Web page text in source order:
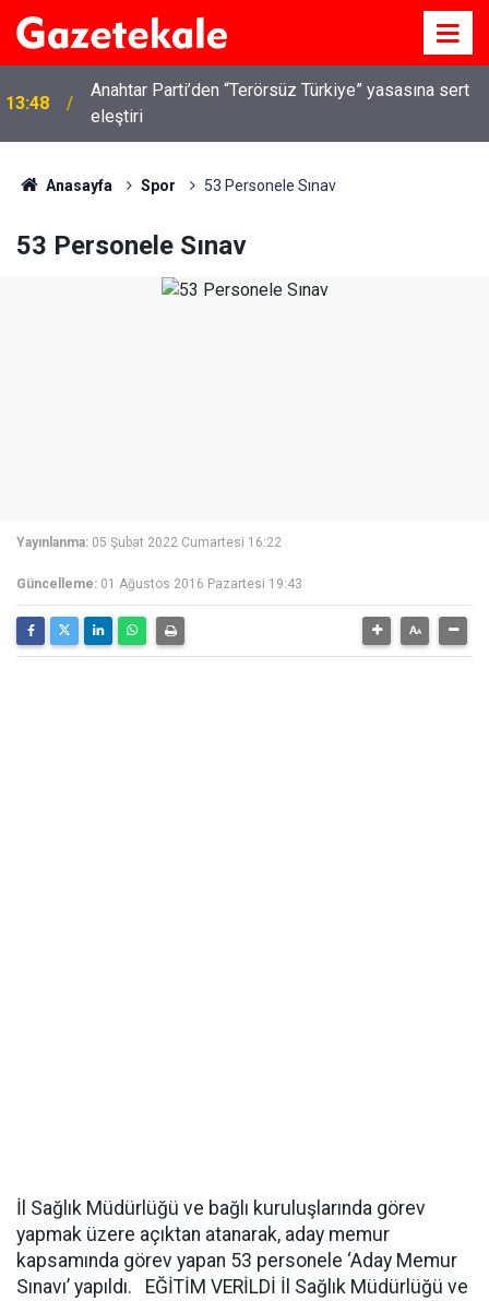
13:07
Kırıkkale’de hayvan hastalıklarına karşı denetimler
artırıldı
Anasayfa Spor 53 Personele Sınav
53 Personele Sınav
Yayınlanma: 05 Şubat 2022 Cumartesi 16:22
Güncelleme: 01 Ağustos 2016 Pazartesi 19:43
İl Sağlık Müdürlüğü ve bağlı kuruluşlarında görev
yapmak üzere açıktan atanarak, aday memur
kapsamında görev yapan 53 personele ‘Aday Memur
Sınavı’ yapıldı. EĞİTİM VERİLDİ İl Sağlık Müdürlüğü ve